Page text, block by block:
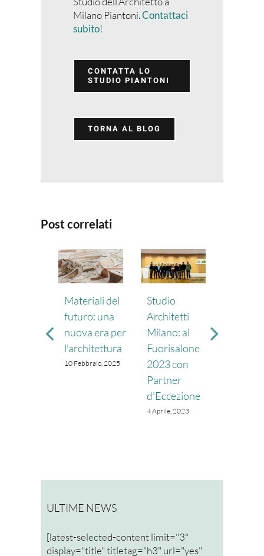
Milano Piantoni.Contattaci
subito!
CONTATTA LO
STUDIO PIANTONI
TORNA AL BLOG
Post correlati
Materiali del
futuro: una
nuova era per
l’architettura
10 Febbraio, 2025
Studio
Architetti
Milano: al
Fuorisalone
2023 con
Partner
d’Eccezione
4 Aprile, 2023
ULTIME NEWS
[latest-selected-content limit="3"
display="title" titletag="h3" url="yes"